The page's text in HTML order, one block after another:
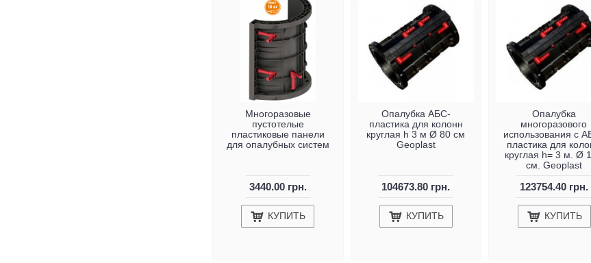
Многоразовые
пустотелые
пластиковые панели
для опалубных систем
3440.00 грн.
КУПИТЬ
Опалубка АБС-
пластика для колонн
круглая h 3 м Ø 80 см
Geoplast
104673.80 грн.
КУПИТЬ
Опалубка
многоразового
использования с
пластика для
круглая h= 3 м. Ø
см. Geoplast
123754.40 грн.
КУПИТЬ